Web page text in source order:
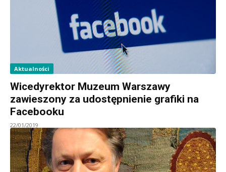
Aktualności
Wicedyrektor Muzeum Warszawy
zawieszony za udostępnienie grafiki na
Facebooku
22/01/2019